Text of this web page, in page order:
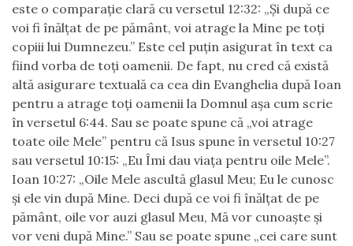
este o comparaţie clară cu versetul 12:32: „Şi după ce
voi fi înălţat de pe pământ, voi atrage la Mine pe toţi
copiii lui Dumnezeu.” Este cel puţin asigurat în text ca
fiind vorba de toţi oamenii. De fapt, nu cred că există
altă asigurare textuală ca cea din Evanghelia după Ioan
pentru a atrage toţi oamenii la Domnul aşa cum scrie
în versetul 6:44. Sau se poate spune că „voi atrage
toate oile Mele” pentru că Isus spune în versetul 10:27
sau versetul 10:15: „Eu Îmi dau viaţa pentru oile Mele”.
Ioan 10:27: „Oile Mele ascultă glasul Meu; Eu le cunosc
şi ele vin după Mine. Deci după ce voi fi înălţat de pe
pământ, oile vor auzi glasul Meu, Mă vor cunoaşte şi
vor veni după Mine.” Sau se poate spune „cei care sunt